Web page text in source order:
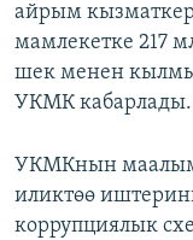
айрым
мамлекетке 217
шек менен
УКМК кабарлады.
УКМКнын
иликтөө
коррупциялык